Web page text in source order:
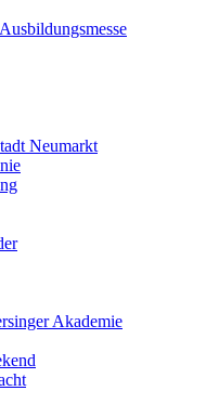
Neumarkt
Akademie